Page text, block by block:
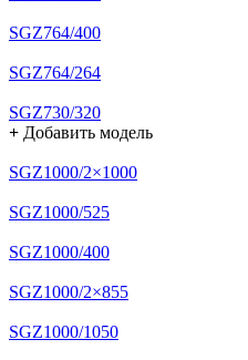
SGZ764/400
SGZ764/264
SGZ730/320
+ Добавить модель
SGZ1000/2×1000
SGZ1000/525
SGZ1000/400
SGZ1000/2×855
SGZ1000/1050